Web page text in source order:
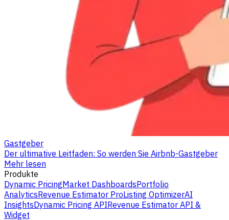
Gastgeber
Der ultimative Leitfaden: So werden Sie Airbnb-Gastgeber
Mehr lesen
Produkte
Dynamic PricingMarket DashboardsPortfolio
AnalyticsRevenue Estimator ProListing OptimizerAI
InsightsDynamic Pricing APIRevenue Estimator API &
Widget